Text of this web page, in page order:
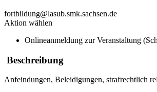
fortbildung@lasub.smk.sachsen.de
Aktion wählen
Onlineanmeldung zur Veranstaltung
Beschreibung
Anfeindungen, Beleidigungen, strafrechtlich